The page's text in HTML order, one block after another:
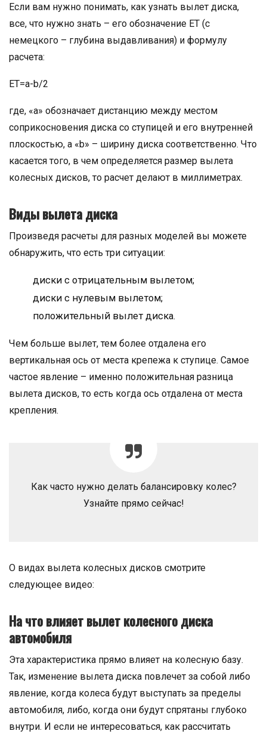
Если вам нужно понимать, как узнать вылет диска,
все, что нужно знать – его обозначение ET (с
немецкого – глубина выдавливания) и формулу
расчета:
ET=a-b/2
где, «а» обозначает дистанцию между местом
соприкосновения диска со ступицей и его внутренней
плоскостью, а «b» – ширину диска соответственно. Что
касается того, в чем определяется размер вылета
колесных дисков, то расчет делают в миллиметрах.
Виды вылета диска
Произведя расчеты для разных моделей вы можете
обнаружить, что есть три ситуации:
диски с отрицательным вылетом;
диски с нулевым вылетом;
положительный вылет диска.
Чем больше вылет, тем более отдалена его
вертикальная ось от места крепежа к ступице. Самое
частое явление – именно положительная разница
вылета дисков, то есть когда ось отдалена от места
крепления.
Как часто нужно делать балансировку колес?
Узнайте прямо сейчас!
О видах вылета колесных дисков смотрите
следующее видео:
На что влияет вылет колесного диска
автомобиля
Эта характеристика прямо влияет на колесную базу.
Так, изменение вылета диска повлечет за собой либо
явление, когда колеса будут выступать за пределы
автомобиля, либо, когда они будут спрятаны глубоко
внутри. И если не интересоваться, как рассчитать